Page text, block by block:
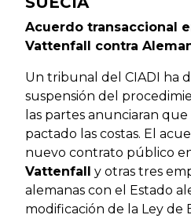
Acuerdo transaccional
Vattenfall contra
Un tribunal del CIADI ha
suspensión del
las partes anunciaran
pactado las costas. El
nuevo contrato público
Vattenfall y otras tres
alemanas con el Estado
modificación de la Ley de